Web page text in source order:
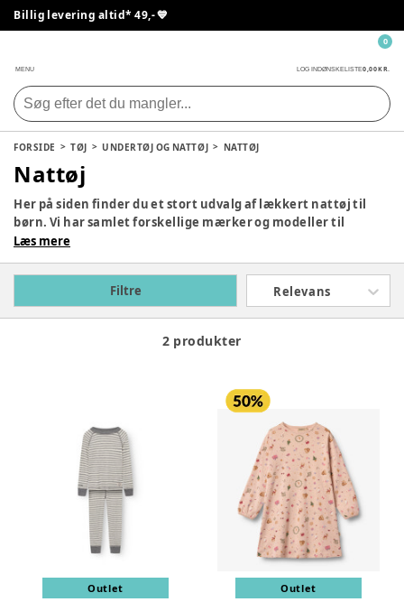
Billig levering altid* 49,- 💙
MENU LOG INDØNSKELISTE0,00 KR.
0
FORSIDE TØJ UNDERTØJ OG NATTØJ NATTØJ
Nattøj
Her på siden finder du et stort udvalg af lækkert nattøj til
børn. Vi har samlet forskellige mærker og modeller til
forskellige aldre, så du skulle nemt kunne finde noget, som
Name It og CeLaVi her på siden. Så tag et kig og find dit næste
Læs mere
Filtre Relevans
2 produkter
Outlet Outlet